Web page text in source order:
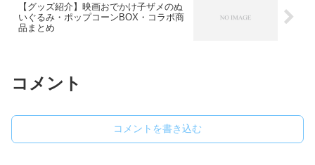
【グッズ紹介】映画おでかけ子ザメのぬ
いぐるみ・ポップコーンBOX・コラボ商
品まとめ
コメント
コメントを書き込む